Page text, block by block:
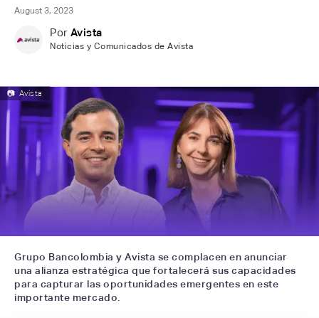
August 3, 2023
Por Avista
Noticias y Comunicados de Avista
📷 Avista
Grupo Bancolombia y Avista se complacen en anunciar
una alianza estratégica que fortalecerá sus capacidades
para capturar las oportunidades emergentes en este
importante mercado.